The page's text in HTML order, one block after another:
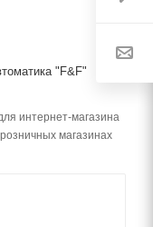
"F&F"
интернет-магазина
магазинах